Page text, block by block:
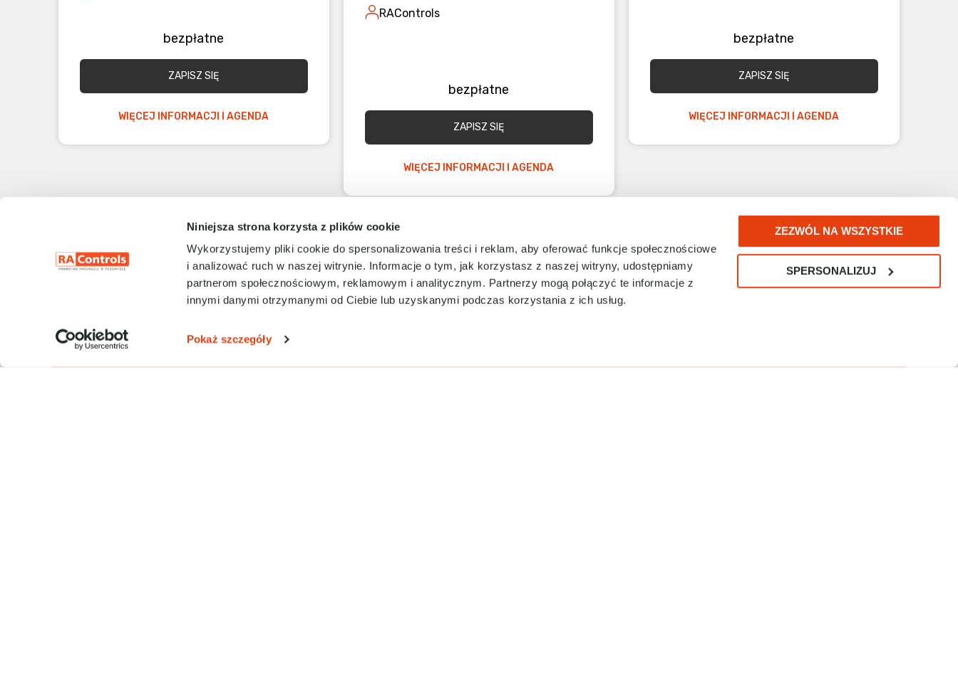
Niniejsza strona korzysta z plików cookie
Wykorzystujemy pliki cookie do spersonalizowania treści i reklam, aby oferować funkcje społecznościowe
i analizować ruch w naszej witrynie. Informacje o tym, jak korzystasz z naszej witryny, udostępniamy
partnerom społecznościowym, reklamowym i analitycznym. Partnerzy mogą połączyć te informacje z
innymi danymi otrzymanymi od Ciebie lub uzyskanymi podczas korzystania z ich usług.
Pokaż szczegóły
ZEZWÓL NA WSZYSTKIE
SPERSONALIZUJ
bezpłatne
ZAPISZ SIĘ
WIĘCEJ INFORMACJI I AGENDA
RAControls
bezpłatne
ZAPISZ SIĘ
WIĘCEJ INFORMACJI I AGENDA
bezpłatne
ZAPISZ SIĘ
WIĘCEJ INFORMACJI I AGENDA
ZAŁADUJ WIĘCEJ
Szkolenia dedykowane